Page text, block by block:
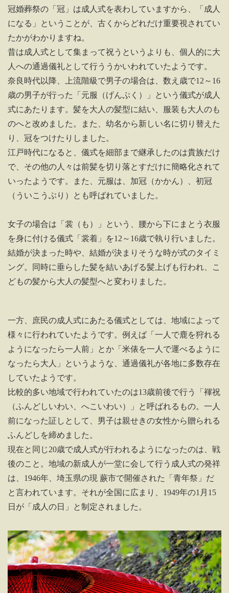
冠婚葬祭の「冠」は成人式を表わしていますから、「成人
になる」ということが、古くからどれだけ重要視されてい
たかがわかりますね。
昔は成人式として集まって祝うというよりも、個人的に大
人への通過儀礼として行ううかいわれていたようです。
奈良時代以降、上流階級で男子の場合は、数え歳で12～16
歳の男子が行った「元服（げんぷく）」という儀式が成人
式にあたります。髪を大人の髪型に結い、服装も大人のも
のへと改めました。また、幼名から新しい名に切り替えた
り、冠をつけたりしました。
江戸時代になると、儀式を細部まで継承したのは貴族だけ
で、その他の人々は前髪を切り落とすだけに簡略化されて
いったようです。また、元服は、加冠（かかん）、初冠
（ういこうぶり）とも呼ばれていました。
女子の場合は「裳（も）」という、腰から下にまとう衣服
を身に付ける儀式「裳着」を12～16歳で執り行いました。
結婚が決まった時や、結婚が決まりそうな時が式のタイミ
ング。同時に垂らした髪を結いあげる髪上げも行われ、こ
どもの髪から大人の髪型へと変わりました。
一方、庶民の成人式にあたる儀式としては、地域によって
様々に行われていたようです。例えば「一人で鹿を狩れる
ようになったら一人前」とか「米俵を一人で運べるように
なったら大人」というような、通過儀礼が各地に多数存在
していたようです。
比較的多い地域で行われていたのは13歳前後で行う「褌祝
（ふんどしいわい、へこいわい）」と呼ばれるもの。一人
前になった証しとして、男子は親せきの女性から贈られる
ふんどしを締めました。
現在と同じ20歳で成人式が行われるようになったのは、戦
後のこと。地域の新成人が一堂に会して行う成人式の発祥
は、1946年、埼玉県の現 蕨市で開催された「青年祭」だ
と言われています。それが全国に広まり、1949年の1月15
日が「成人の日」と制定されました。